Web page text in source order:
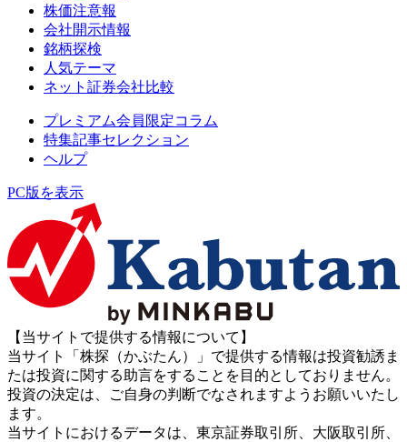
株価注意報
会社開示情報
銘柄探検
人気テーマ
ネット証券会社比較
プレミアム会員限定コラム
特集記事セレクション
ヘルプ
PC版を表示
【当サイトで提供する情報について】
当サイト「株探（かぶたん）」で提供する情報は投資勧誘ま
たは投資に関する助言をすることを目的としておりません。
投資の決定は、ご自身の判断でなされますようお願いいたし
ます。
当サイトにおけるデータは、東京証券取引所、大阪取引所、